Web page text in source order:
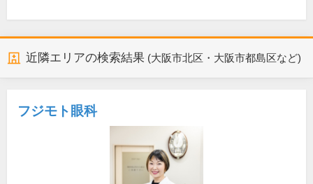
近隣エリアの検索結果 (大阪市北区・大阪市都島区など)
フジモト眼科